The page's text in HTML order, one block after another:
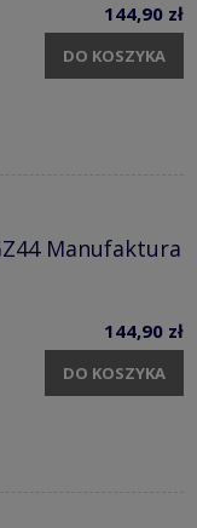
144,90 zł
DO KOSZYKA
Manufaktura
144,90 zł
DO KOSZYKA